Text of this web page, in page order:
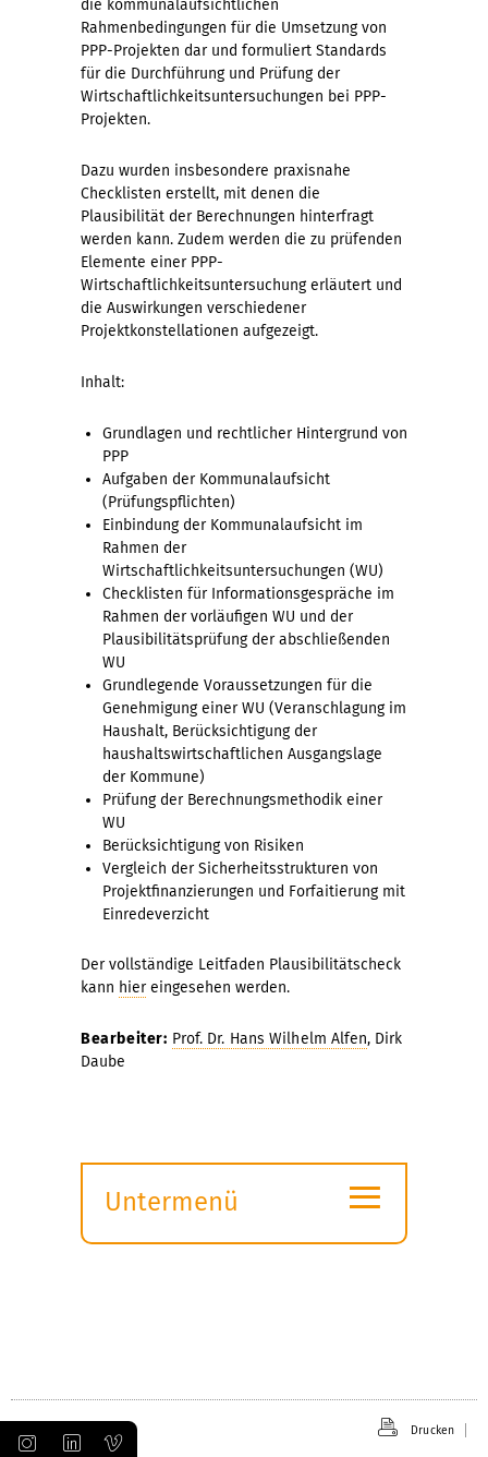
die kommunalaufsichtlichen
Rahmenbedingungen für die Umsetzung von
PPP-Projekten dar und formuliert Standards
für die Durchführung und Prüfung der
Wirtschaftlichkeitsuntersuchungen bei PPP-
Projekten.
Dazu wurden insbesondere praxisnahe
Checklisten erstellt, mit denen die
Plausibilität der Berechnungen hinterfragt
werden kann. Zudem werden die zu prüfenden
Elemente einer PPP-
Wirtschaftlichkeitsuntersuchung erläutert und
die Auswirkungen verschiedener
Projektkonstellationen aufgezeigt.
Inhalt:
Grundlagen und rechtlicher Hintergrund von
PPP
Aufgaben der Kommunalaufsicht
(Prüfungspflichten)
Einbindung der Kommunalaufsicht im
Rahmen der
Wirtschaftlichkeitsuntersuchungen (WU)
Checklisten für Informationsgespräche im
Rahmen der vorläufigen WU und der
Plausibilitätsprüfung der abschließenden
WU
Grundlegende Voraussetzungen für die
Genehmigung einer WU (Veranschlagung im
Haushalt, Berücksichtigung der
haushaltswirtschaftlichen Ausgangslage
der Kommune)
Prüfung der Berechnungsmethodik einer
WU
Berücksichtigung von Risiken
Vergleich der Sicherheitsstrukturen von
Projektfinanzierungen und Forfaitierung mit
Einredeverzicht
Der vollständige Leitfaden Plausibilitätscheck
kann hiereingesehen werden.
Bearbeiter: Prof. Dr. Hans Wilhelm Alfen, Dirk
Daube
Untermenü
≡
Drucken